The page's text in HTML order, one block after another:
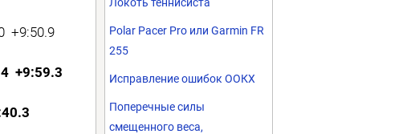
+9:50.9
+9:59.3
Polar Pacer Pro или Garmin FR
255
Исправление ошибок ООКХ
Поперечные силы
смещенного веса,